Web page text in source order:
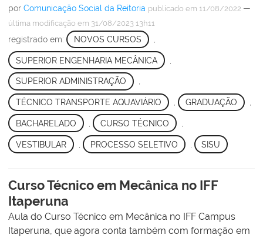
por Comunicação Social da Reitoria publicado em 11/08/2022 —
última modificação em 31/08/2023 13h11
registrado em: NOVOS CURSOS
SUPERIOR ENGENHARIA MECÂNICA
SUPERIOR ADMINISTRAÇÃO ,
TÉCNICO TRANSPORTE AQUAVIÁRIO GRADUAÇÃO
BACHARELADO CURSO TÉCNICO
VESTIBULAR PROCESSO SELETIVO SISU
Curso Técnico em Mecânica no IFF
Itaperuna
Aula do Curso Técnico em Mecânica no IFF Campus
Itaperuna, que agora conta também com formação em